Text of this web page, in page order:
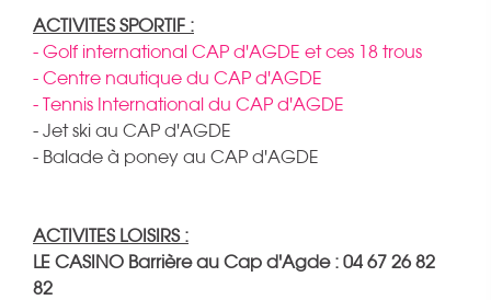
ACTIVITES SPORTIF :
- Golf international CAP d'AGDE et ces 18 trous
- Centre nautique du CAP d'AGDE
- Tennis International du CAP d'AGDE
- Jet ski au CAP d'AGDE
- Balade à poney au CAP d'AGDE
ACTIVITES LOISIRS :
LE CASINO Barrière au Cap d'Agde : 04 67 26 82
82